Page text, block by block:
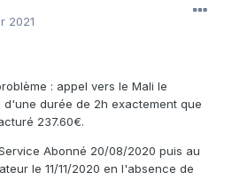
2021
: appel vers le Mali le
d'une durée de 2h exactement que
237.60€.
Abonné 20/08/2020 puis au
le 11/11/2020 en l'absence de